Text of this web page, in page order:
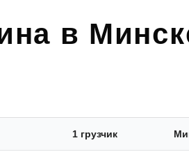
в
1 грузчик